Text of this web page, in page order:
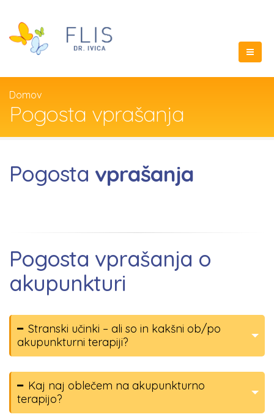
Domov
Pogosta vprašanja
Pogosta vprašanja
Pogosta vprašanja o
akupunkturi
Stranski učinki – ali so in kakšni ob/po
akupunkturni terapiji?
Kaj naj oblečem na akupunkturno
terapijo?